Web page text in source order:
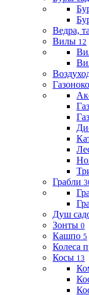
Ведра,
Вилы 12
Грабли
Душ
Зонты 0
Кашпо 5
Колеса
Косы 13